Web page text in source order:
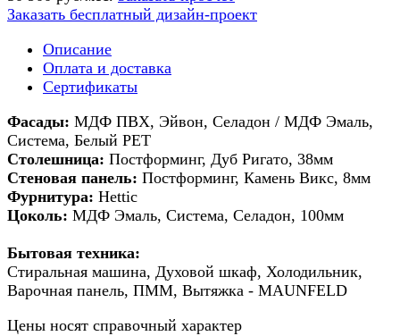
Заказать бесплатный дизайн-проект
Описание
Оплата и доставка
Сертификаты
Фасады: МДФ ПВХ, Эйвон, Селадон / МДФ Эмаль,
Система, Белый PET
Столешница: Постформинг, Дуб Ригато, 38мм
Стеновая панель: Постформинг, Камень Викс, 8мм
Фурнитура: Hettic
Цоколь: МДФ Эмаль, Система, Селадон, 100мм
Бытовая техника:
Стиральная машина, Духовой шкаф, Холодильник,
Варочная панель, ПММ, Вытяжка - MAUNFELD
Цены носят справочный характер